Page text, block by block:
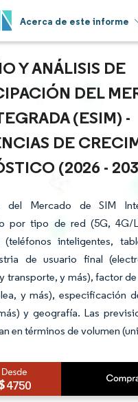
Acerca de este informe
Y ANÁLISIS DE
DEL
(ESIM) -
DE
(2026 -
del Mercado de SIM
por tipo de red (5G, 4G/
(teléfonos inteligentes,
de usuario final
transporte, y más), factor
y más), especificación
y geografía. Las
en términos de volumen
4750